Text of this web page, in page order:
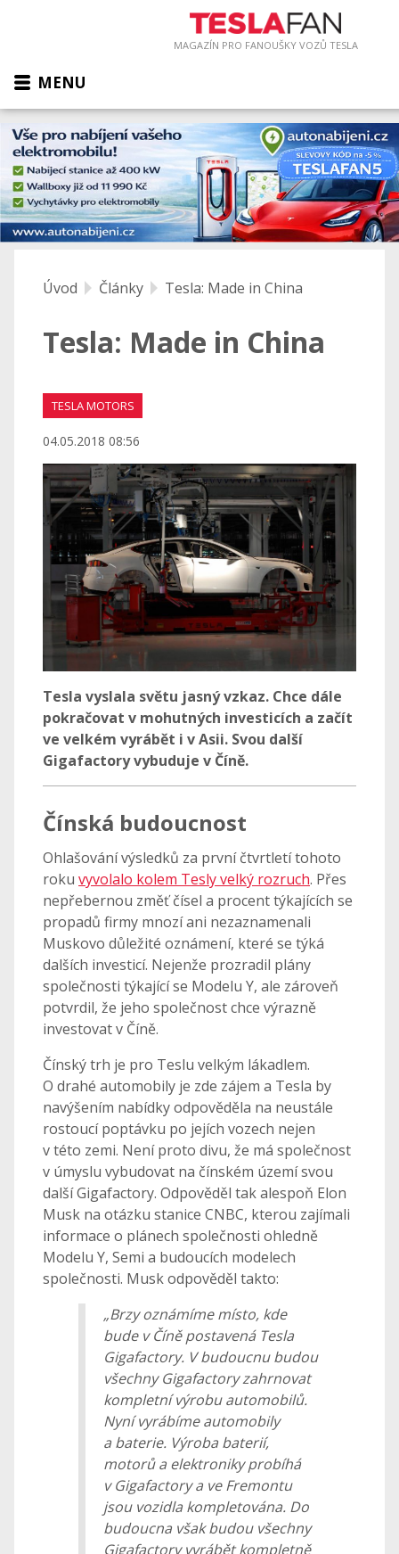
MAGAZÍN PRO FANOUŠKY VOZŮ TESLA
MENU
Úvod Články Tesla: Made in China
Tesla: Made in China
TESLA MOTORS
04.05.2018 08:56
Tesla vyslala světu jasný vzkaz. Chce dále
pokračovat v mohutných investicích a začít
ve velkém vyrábět i v Asii. Svou další
Gigafactory vybuduje v Číně.
Čínská budoucnost
Ohlašování výsledků za první čtvrtletí tohoto
roku vyvolalo kolem Tesly velký rozruch. Přes
nepřebernou změť čísel a procent týkajících se
propadů firmy mnozí ani nezaznamenali
Muskovo důležité oznámení, které se týká
dalších investicí. Nejenže prozradil plány
společnosti týkající se Modelu Y, ale zároveň
potvrdil, že jeho společnost chce výrazně
investovat v Číně.
Čínský trh je pro Teslu velkým lákadlem.
O drahé automobily je zde zájem a Tesla by
navýšením nabídky odpověděla na neustále
rostoucí poptávku po jejích vozech nejen
v této zemi. Není proto divu, že má společnost
v úmyslu vybudovat na čínském území svou
další Gigafactory. Odpověděl tak alespoň Elon
Musk na otázku stanice CNBC, kterou zajímali
informace o plánech společnosti ohledně
Modelu Y, Semi a budoucích modelech
společnosti. Musk odpověděl takto:
„Brzy oznámíme místo, kde
bude v Číně postavená Tesla
Gigafactory. V budoucnu budou
všechny Gigafactory zahrnovat
kompletní výrobu automobilů.
Nyní vyrábíme automobily
a baterie. Výroba baterií,
motorů a elektroniky probíhá
v Gigafactory a ve Fremontu
jsou vozidla kompletována. Do
budoucna však budou všechny
Gigafactory vyrábět kompletně